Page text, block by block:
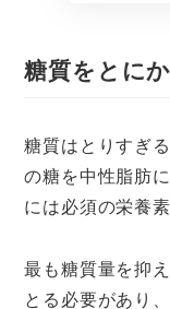
糖質をとに
糖質はとりすぎ
の糖を中性脂肪
には必須の栄養素
最も糖質量を抑
とる必要があり